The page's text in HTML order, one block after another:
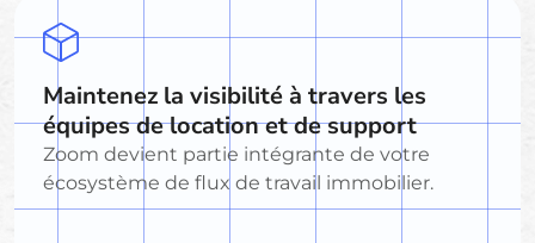
Maintenez la visibilité à travers les
équipes de location et de support
Zoom devient partie intégrante de votre
écosystème de flux de travail immobilier.